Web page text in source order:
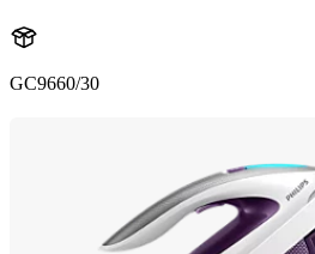
GC9660/30